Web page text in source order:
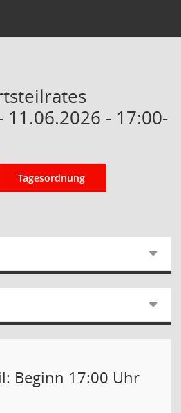
- 17:00-
Tagesordnung
Beginn 17:00 Uhr